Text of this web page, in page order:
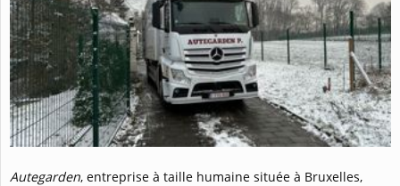
Autegarden, entreprise à taille humaine située à Bruxelles,